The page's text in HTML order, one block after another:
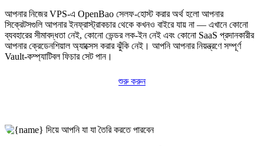
আপনার নিজের VPS-এ OpenBao সেলফ-হোস্ট করার অর্থ হলো আপনার
সিক্রেটসগুলি আপনার ইনফ্রাস্ট্রাকচার থেকে কখনও বাইরে যায় না — এখানে কোনো
ব্যবহারের সীমাবদ্ধতা নেই, কোনো ভেন্ডর লক-ইন নেই এবং কোনো SaaS প্রদানকারীর
আপনার ক্রেডেনশিয়াল অ্যাক্সেস করার ঝুঁকি নেই। আপনি আপনার নিয়ন্ত্রণে সম্পূর্ণ
Vault-কম্প্যাটিবল ফিচার সেট পান।
শুরু করুন